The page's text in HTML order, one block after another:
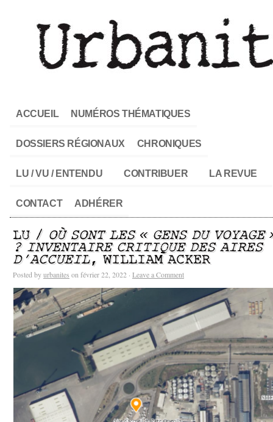
ACCUEIL NUMÉROS THÉMATIQUES
DOSSIERS RÉGIONAUX CHRONIQUES
LU / VU / ENTENDU CONTRIBUER LA REVUE
CONTACT ADHÉRER
LU / OÙ SONT LES « GENS DU VOYAGE
? INVENTAIRE CRITIQUE DES AIRES
D’ACCUEIL, WILLIAM ACKER
Posted byurbanites on février 22, 2022 · Leave a Comment